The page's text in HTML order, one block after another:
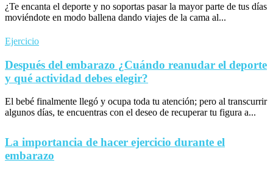
¿Te encanta el deporte y no soportas pasar la mayor parte de tus días
moviéndote en modo ballena dando viajes de la cama al...
Ejercicio
Después del embarazo ¿Cuándo reanudar el deporte
y qué actividad debes elegir?
El bebé finalmente llegó y ocupa toda tu atención; pero al transcurrir
algunos días, te encuentras con el deseo de recuperar tu figura a...
La importancia de hacer ejercicio durante el
embarazo